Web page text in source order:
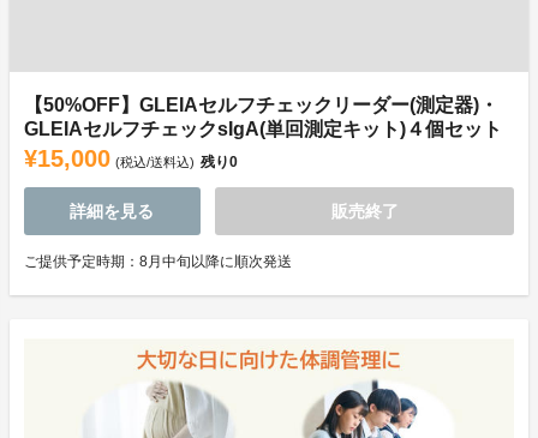
【50%OFF】GLEIAセルフチェックリーダー(測定器)・
GLEIAセルフチェックsIgA(単回測定キット)４個セット
¥15,000 (税込/送料込) 残り0
詳細を見る 販売終了
ご提供予定時期：8月中旬以降に順次発送